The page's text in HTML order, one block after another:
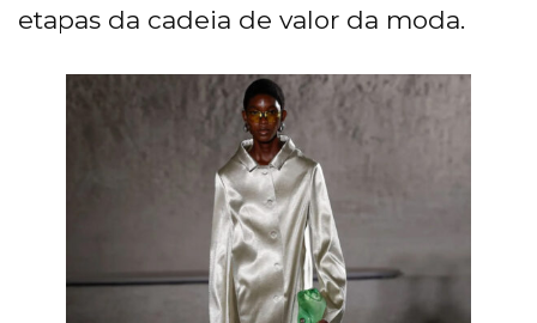
etapas da cadeia de valor da moda.